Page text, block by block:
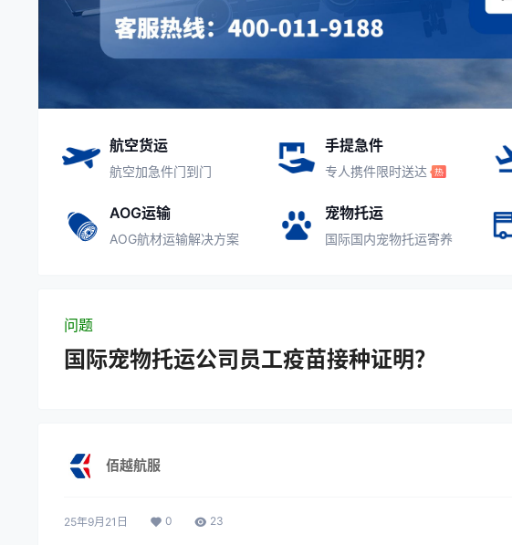
航空货运
航空加急件门到门
手提急件
专人携件限时送达
AOG运输
AOG航材运输解决方案
宠物托运
国际国内宠物托运寄养
问题
国际宠物托运公司员工疫苗接种证明？
佰越航服
25年9月21日 0 23